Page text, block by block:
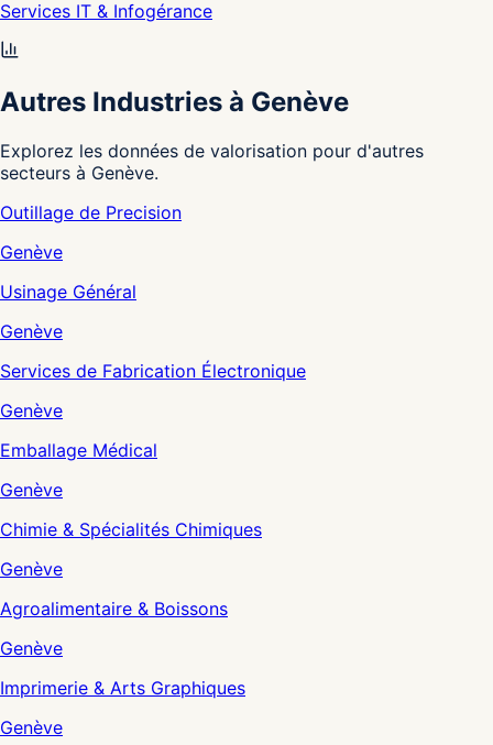
Services IT & Infogérance
Autres Industries à Genève
Explorez les données de valorisation pour d'autres
secteurs à Genève.
Outillage de Precision
Genève
Usinage Général
Genève
Services de Fabrication Électronique
Genève
Emballage Médical
Genève
Chimie & Spécialités Chimiques
Genève
Agroalimentaire & Boissons
Genève
Imprimerie & Arts Graphiques
Genève